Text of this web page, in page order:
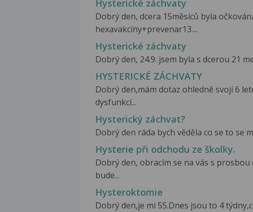
Hysterické záchvaty
Dobrý den, dcera 15měsíců byla
hexavakcíny+prevenar13....
Hysterické záchvaty
Dobrý den, 24.9. jsem byla s dcerou 21
HYSTERICKÉ ZÁCHVATY
Dobrý den,mám dotaz ohledně svojí 6
dysfunkcí...
Hysterický záchvat?
Dobrý den ráda bych věděla co se to se
Hysterie při odchodu ze školky.
Dobrý den, obracím se na vás s
bude...
Hysteroktomie
Dobrý den,je mi 55.Dnes jsou to 4